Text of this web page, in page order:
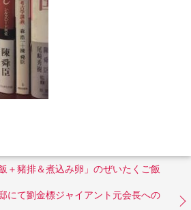
＋豬排＆煮込み卵」のぜいたくご飯
にて劉金標ジャイアント元会長への